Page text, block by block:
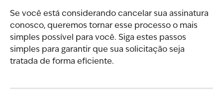
Se você está considerando cancelar sua assinatura
conosco, queremos tornar esse processo o mais
simples possível para você. Siga estes passos
simples para garantir que sua solicitação seja
tratada de forma eficiente.